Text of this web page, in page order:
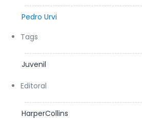
Pedro Urvi
Tags
Juvenil
Editoral
HarperCollins